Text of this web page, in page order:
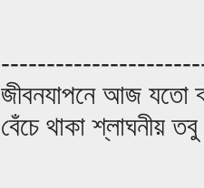
জীবনযাপনে আজ যতো
বেঁচে থাকা শ্লাঘনীয়